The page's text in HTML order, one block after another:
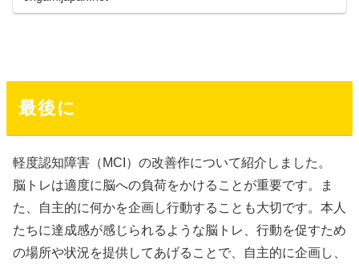
最後に
軽度認知障害（MCI）の改善作について紹介しました。
脳トレは適度に脳への負荷をかけることが重要です。ま
た、自主的に何かを企画し行動することも大切です。本人
たちに達成感が感じられるような脳トレ、行動を促すため
の場所や状況を提供してあげることで、自主的に企画し、